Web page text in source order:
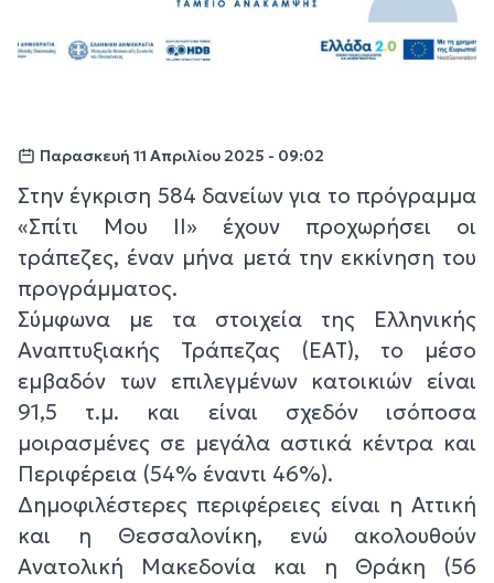
Παρασκευή 11 Απριλίου 2025 - 09:02
Στην έγκριση 584 δανείων για το πρόγραμμα
«Σπίτι Μου ΙΙ» έχουν προχωρήσει οι
τράπεζες, έναν μήνα μετά την εκκίνηση του
προγράμματος.
Σύμφωνα με τα στοιχεία της Ελληνικής
Αναπτυξιακής Τράπεζας (ΕΑΤ), το μέσο
εμβαδόν των επιλεγμένων κατοικιών είναι
91,5 τ.μ. και είναι σχεδόν ισόποσα
μοιρασμένες σε μεγάλα αστικά κέντρα και
Περιφέρεια (54% έναντι 46%).
Δημοφιλέστερες περιφέρειες είναι η Αττική
και η Θεσσαλονίκη, ενώ ακολουθούν
Ανατολική Μακεδονία και η Θράκη (56